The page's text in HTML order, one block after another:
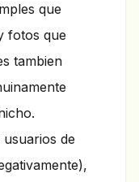
que
fotos que
tambien
de